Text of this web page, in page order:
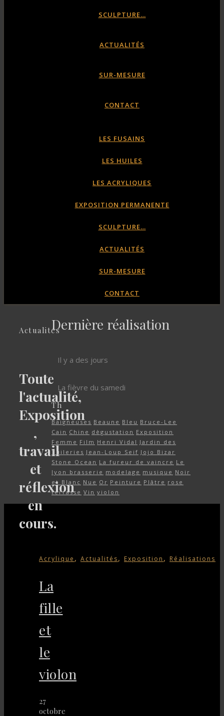
SCULPTURE…
ACTUALITÉS
SUR-MESURE
CONTACT
LES FUSAINS
LES HUILES
LES ACRYLIQUES
EXPOSITION PERMANENTE
SCULPTURE…
ACTUALITÉS
SUR-MESURE
CONTACT
Actualités
Toute
l'actualité,
Exposition
,
travail
et
réflexion
en
cours.
Acrylique , Actualités, Exposition , Réalisations
La
fille
et
le
violon
27
octobre
Dernière réalisation
Il y a des jours
La fièvre du samedi
Th
Baigneuses Beaune Bleu Bruce-Lee
Cain Chine dègustation Exposition
Femme Film Henri Vidal Jardin des
Tuileries Jean-Loup Seif Jojo Bizar
Stone Ocean La fureur de vaincre Le
lyon brasserie modelage musique Noir
et Blanc Nue Or Peinture Plâtre rose
terrasse Vin violon